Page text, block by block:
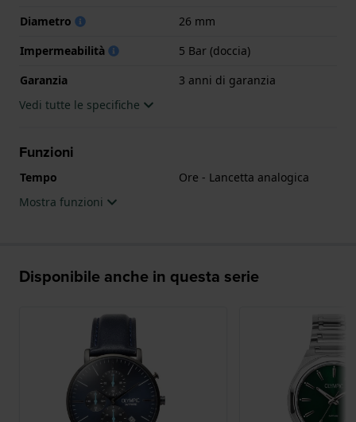
Diametro
26 mm
Impermeabilità
5 Bar (doccia)
Garanzia
3 anni di garanzia
Vedi tutte le specifiche
Funzioni
Tempo
Ore - Lancetta analogica
Mostra funzioni
Disponibile anche in questa serie